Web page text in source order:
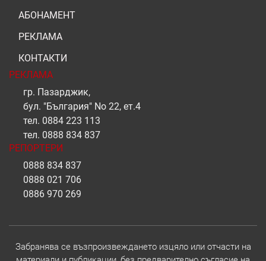
АБОНАМЕНТ
РЕКЛАМА
КОНТАКТИ
РЕКЛАМА
гр. Пазарджик,
бул. "България" No 22, ет.4
тел. 0884 223 113
тел. 0888 834 837
РЕПОРТЕРИ
0888 834 837
0888 021 706
0886 970 269
Забранява се възпроизвеждането изцяло или отчасти на